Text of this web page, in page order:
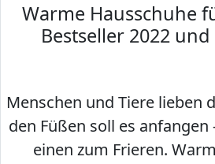
Warme Hausschuhe
Bestseller 2022 und
Menschen und Tiere lieben
den Füßen soll es
einen zum Frieren.